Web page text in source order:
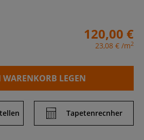
120,00 €
23,08 € /m2
LEGEN
Tapetenrecnher